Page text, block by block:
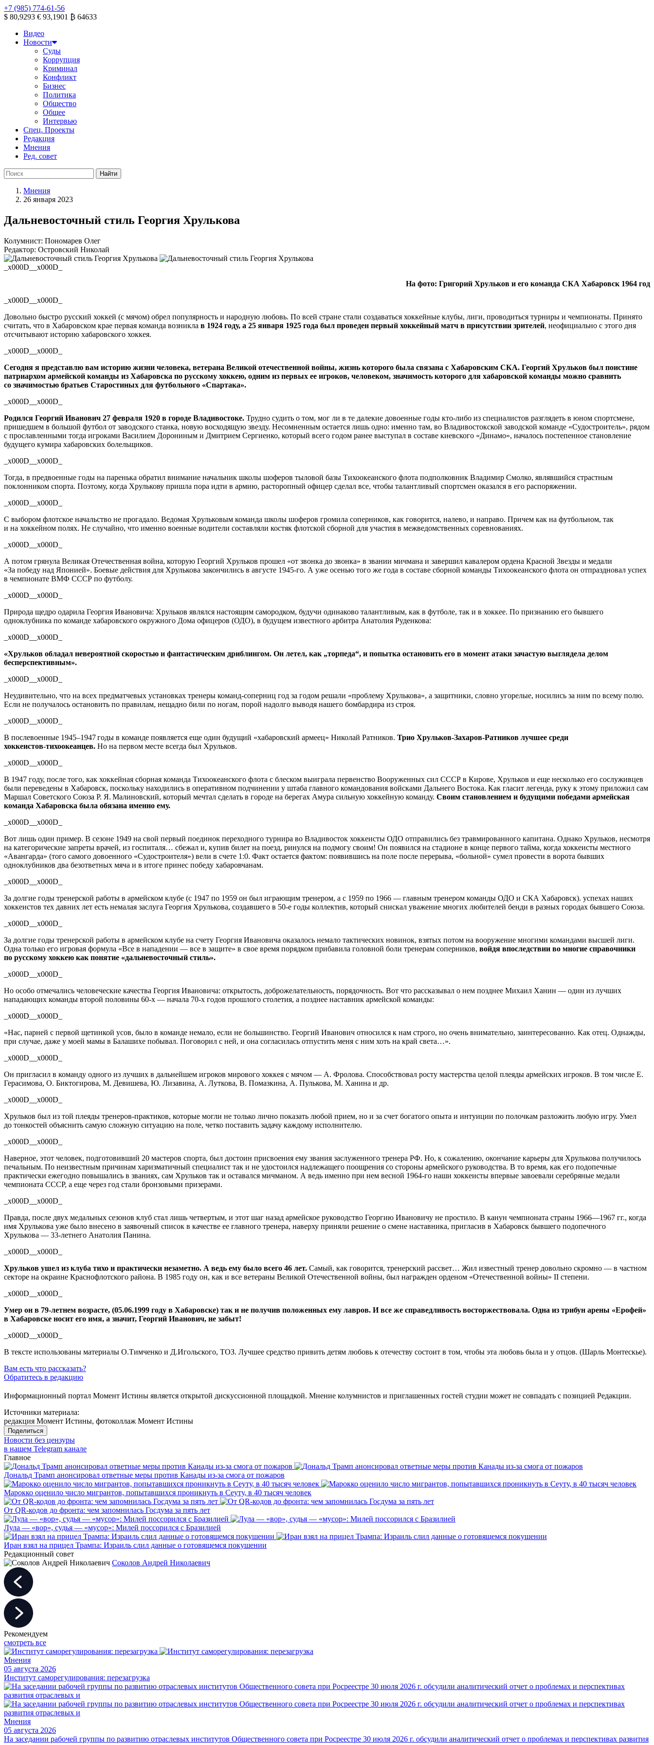
+7 (985) 774-61-56
$ 80,9293 € 93,1901 ₿ 64633
Видео
Новости
Суды
Коррупция
Криминал
Конфликт
Бизнес
Политика
Общество
Общее
Интервью
Спец. Проекты
Редакция
Мнения
Ред. совет
Мнения
26 января 2023
Дальневосточный стиль Георгия Хрулькова
Колумнист: Пономарев Олег
Редактор: Островский Николай
_x000D__x000D_
На фото: Григорий Хрульков и его команда СКА Хабаровск 1964 год
_x000D__x000D_
Довольно быстро русский хоккей (с мячом) обрел популярность и народную любовь. По всей стране стали создаваться хоккейные клубы, лиги, проводиться турниры и чемпионаты. Принято
считать, что в Хабаровском крае первая команда возникла в 1924 году, а 25 января 1925 года был проведен первый хоккейный матч в присутствии зрителей, неофициально с этого дня
отсчитывают историю хабаровского хоккея.
_x000D__x000D_
Сегодня я представлю вам историю жизни человека, ветерана Великой отечественной войны, жизнь которого была связана с Хабаровским СКА. Георгий Хрульков был поистине
патриархом армейской команды из Хабаровска по русскому хоккею, одним из первых ее игроков, человеком, значимость которого для хабаровской команды можно сравнить
со значимостью братьев Старостиных для футбольного «Спартака».
_x000D__x000D_
Родился Георгий Иванович 27 февраля 1920 в городе Владивостоке. Трудно судить о том, мог ли в те далекие довоенные годы кто-либо из специалистов разглядеть в юном спортсмене,
пришедшем в большой футбол от заводского станка, новую восходящую звезду. Несомненным остается лишь одно: именно там, во Владивостокской заводской команде «Судостроитель», рядом
с прославленными тогда игроками Василием Дорониным и Дмитрием Сергиенко, который всего годом ранее выступал в составе киевского «Динамо», началось постепенное становление
будущего кумира хабаровских болельщиков.
_x000D__x000D_
Тогда, в предвоенные годы на паренька обратил внимание начальник школы шоферов тыловой базы Тихоокеанского флота подполковник Владимир Смолко, являвшийся страстным
поклонником спорта. Поэтому, когда Хрулькову пришла пора идти в армию, расторопный офицер сделал все, чтобы талантливый спортсмен оказался в его распоряжении.
_x000D__x000D_
С выбором флотское начальство не прогадало. Ведомая Хрульковым команда школы шоферов громила соперников, как говорится, налево, и направо. Причем как на футбольном, так
и на хоккейном полях. Не случайно, что именно военные водители составляли костяк флотской сборной для участия в межведомственных соревнованиях.
_x000D__x000D_
А потом грянула Великая Отечественная война, которую Георгий Хрульков прошел «от звонка до звонка» в звании мичмана и завершил кавалером ордена Красной Звезды и медали
«За победу над Японией». Боевые действия для Хрулькова закончились в августе 1945-го. А уже осенью того же года в составе сборной команды Тихоокеанского флота он отпраздновал успех
в чемпионате ВМФ СССР по футболу.
_x000D__x000D_
Природа щедро одарила Георгия Ивановича: Хрульков являлся настоящим самородком, будучи одинаково талантливым, как в футболе, так и в хоккее. По признанию его бывшего
одноклубника по команде хабаровского окружного Дома офицеров (ОДО), в будущем известного арбитра Анатолия Руденкова:
_x000D__x000D_
«Хрульков обладал невероятной скоростью и фантастическим дриблингом. Он летел, как „торпеда“, и попытка остановить его в момент атаки зачастую выглядела делом
бесперспективным».
_x000D__x000D_
Неудивительно, что на всех предматчевых установках тренеры команд-соперниц год за годом решали «проблему Хрулькова», а защитники, словно угорелые, носились за ним по всему полю.
Если не получалось остановить по правилам, нещадно били по ногам, порой надолго выводя нашего бомбардира из строя.
_x000D__x000D_
В послевоенные 1945–1947 годы в команде появляется еще один будущий «хабаровский армеец» Николай Ратников. Трио Хрульков-Захаров-Ратников лучшее среди
хоккеистов-тихоокеанцев. Но на первом месте всегда был Хрульков.
_x000D__x000D_
В 1947 году, после того, как хоккейная сборная команда Тихоокеанского флота с блеском выиграла первенство Вооруженных сил СССР в Кирове, Хрульков и еще несколько его сослуживцев
были переведены в Хабаровск, поскольку находились в оперативном подчинении у штаба главного командования войсками Дальнего Востока. Как гласит легенда, руку к этому приложил сам
Маршал Советского Союза Р. Я. Малиновский, который мечтал сделать в городе на берегах Амура сильную хоккейную команду. Своим становлением и будущими победами армейская
команда Хабаровска была обязана именно ему.
_x000D__x000D_
Вот лишь один пример. В сезоне 1949 на свой первый поединок переходного турнира во Владивосток хоккеисты ОДО отправились без травмированного капитана. Однако Хрульков, несмотря
на категорические запреты врачей, из госпиталя… сбежал и, купив билет на поезд, ринулся на подмогу своим! Он появился на стадионе в конце первого тайма, когда хоккеисты местного
«Авангарда» (того самого довоенного «Судостроителя») вели в счете 1:0. Факт остается фактом: появившись на поле после перерыва, «больной» сумел провести в ворота бывших
одноклубников два безответных мяча и в итоге принес победу хабаровчанам.
_x000D__x000D_
За долгие годы тренерской работы в армейском клубе (с 1947 по 1959 он был играющим тренером, а с 1959 по 1966 — главным тренером команды ОДО и СКА Хабаровск). успехах наших
хоккеистов тех давних лет есть немалая заслуга Георгия Хрулькова, создавшего в 50-е годы коллектив, который снискал уважение многих любителей бенди в разных городах бывшего Союза.
_x000D__x000D_
За долгие годы тренерской работы в армейском клубе на счету Георгия Ивановича оказалось немало тактических новинок, взятых потом на вооружение многими командами высшей лиги.
Одна только его игровая формула «Все в нападении — все в защите» в свое время порядком прибавила головной боли тренерам соперников, войдя впоследствии во многие справочники
по русскому хоккею как понятие «дальневосточный стиль».
_x000D__x000D_
Но особо отмечались человеческие качества Георгия Ивановича: открытость, доброжелательность, порядочность. Вот что рассказывал о нем позднее Михаил Ханин — один из лучших
нападающих команды второй половины 60-х — начала 70-х годов прошлого столетия, а позднее наставник армейской команды:
_x000D__x000D_
«Нас, парней с первой щетинкой усов, было в команде немало, если не большинство. Георгий Иванович относился к нам строго, но очень внимательно, заинтересованно. Как отец. Однажды,
при случае, даже у моей мамы в Балашихе побывал. Поговорил с ней, и она согласилась отпустить меня с ним хоть на край света…».
_x000D__x000D_
Он пригласил в команду одного из лучших в дальнейшем игроков мирового хоккея с мячом — А. Фролова. Способствовал росту мастерства целой плеяды армейских игроков. В том числе Е.
Герасимова, О. Биктогирова, М. Девишева, Ю. Лизавина, А. Луткова, В. Помазкина, А. Пулькова, М. Ханина и др.
_x000D__x000D_
Хрульков был из той плеяды тренеров-практиков, которые могли не только лично показать любой прием, но и за счет богатого опыта и интуиции по полочкам разложить любую игру. Умел
до тонкостей объяснить самую сложную ситуацию на поле, четко поставить задачу каждому исполнителю.
_x000D__x000D_
Наверное, этот человек, подготовивший 20 мастеров спорта, был достоин присвоения ему звания заслуженного тренера РФ. Но, к сожалению, окончание карьеры для Хрулькова получилось
печальным. По неизвестным причинам харизматичный специалист так и не удостоился надлежащего поощрения со стороны армейского руководства. В то время, как его подопечные
практически ежегодно повышались в званиях, сам Хрульков так и оставался мичманом. А ведь именно при нем весной 1964-го наши хоккеисты впервые завоевали серебряные медали
чемпионата СССР, а еще через год стали бронзовыми призерами.
_x000D__x000D_
Правда, после двух медальных сезонов клуб стал лишь четвертым, и этот шаг назад армейское руководство Георгию Ивановичу не простило. В канун чемпионата страны 1966—1967 гг., когда
имя Хрулькова уже было внесено в заявочный список в качестве ее главного тренера, наверху приняли решение о смене наставника, пригласив в Хабаровск бывшего подопечного
Хрулькова — 33-летнего Анатолия Панина.
_x000D__x000D_
Хрульков ушел из клуба тихо и практически незаметно. А ведь ему было всего 46 лет. Самый, как говорится, тренерский рассвет… Жил известный тренер довольно скромно — в частном
секторе на окраине Краснофлотского района. В 1985 году он, как и все ветераны Великой Отечественной войны, был награжден орденом «Отечественной войны» II степени.
_x000D__x000D_
Умер он в 79-летнем возрасте, (05.06.1999 году в Хабаровске) так и не получив положенных ему лавров. И все же справедливость восторжествовала. Одна из трибун арены «Ерофей»
в Хабаровске носит его имя, а значит, Георгий Иванович, не забыт!
_x000D__x000D_
В тексте использованы материалы О.Тимченко и Д.Игольского, ТОЗ. Лучшее средство привить детям любовь к отечеству состоит в том, чтобы эта любовь была и у отцов. (Шарль Монтескье).
Вам есть что рассказать?
Обратитесь в редакцию
Информационный портал Момент Истины является открытой дискуссионной площадкой. Мнение колумнистов и приглашенных гостей студии может не совпадать с позицией Редакции.
Источники материала:
редакция Момент Истины, фотоколлаж Момент Истины
Поделиться
Новости без цензуры
в нашем Telegram канале
Главное
Дональд Трамп анонсировал ответные меры против Канады из-за смога от пожаров
Марокко оценило число мигрантов, попытавшихся проникнуть в Сеуту, в 40 тысяч человек
От QR-кодов до фронта: чем запомнилась Госдума за пять лет
Лула — «вор», судья — «мусор»: Милей поссорился с Бразилией
Иран взял на прицел Трампа: Израиль слил данные о готовящемся покушении
Редакционный совет
Соколов Андрей Николаевич
Рекомендуем
смотреть все
Мнения
05 августа 2026
Институт саморегулирования: перезагрузка
Мнения
05 августа 2026
На заседании рабочей группы по развитию отраслевых институтов Общественного совета при Росреестре 30 июля 2026 г. обсудили аналитический отчет о проблемах и перспективах развития